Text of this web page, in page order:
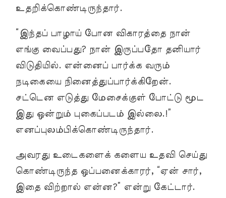
உதறிக்கொண்டிருந்தார்.
“இந்தப் பாழாய் போன விகாரத்தை நான்
எங்கு வைப்பது? நான் இருப்பதோ தனியார்
விடுதியில். என்னைப் பார்க்க வரும்
நடிகையை நினைத்துப்பார்க்கிறேன்.
சட்டென எடுத்து மேசைக்குள் போட்டு மூட
இது ஒன்றும் புகைப்படம் இல்லை.!”
எனப்புலம்பிக்கொண்டிருந்தார்.
அவரது உடைகளைக் களைய உதவி செய்து
கொண்டிருந்த ஒப்பனைக்காரர், “ஏன் சார்,
இதை விற்றால் என்ன?” என்று கேட்டார்.